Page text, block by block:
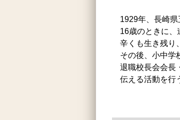
1929年、長崎県
16歳のときに、
辛くも生き残り
その後、小中学
退職校長会会長
伝える活動を行